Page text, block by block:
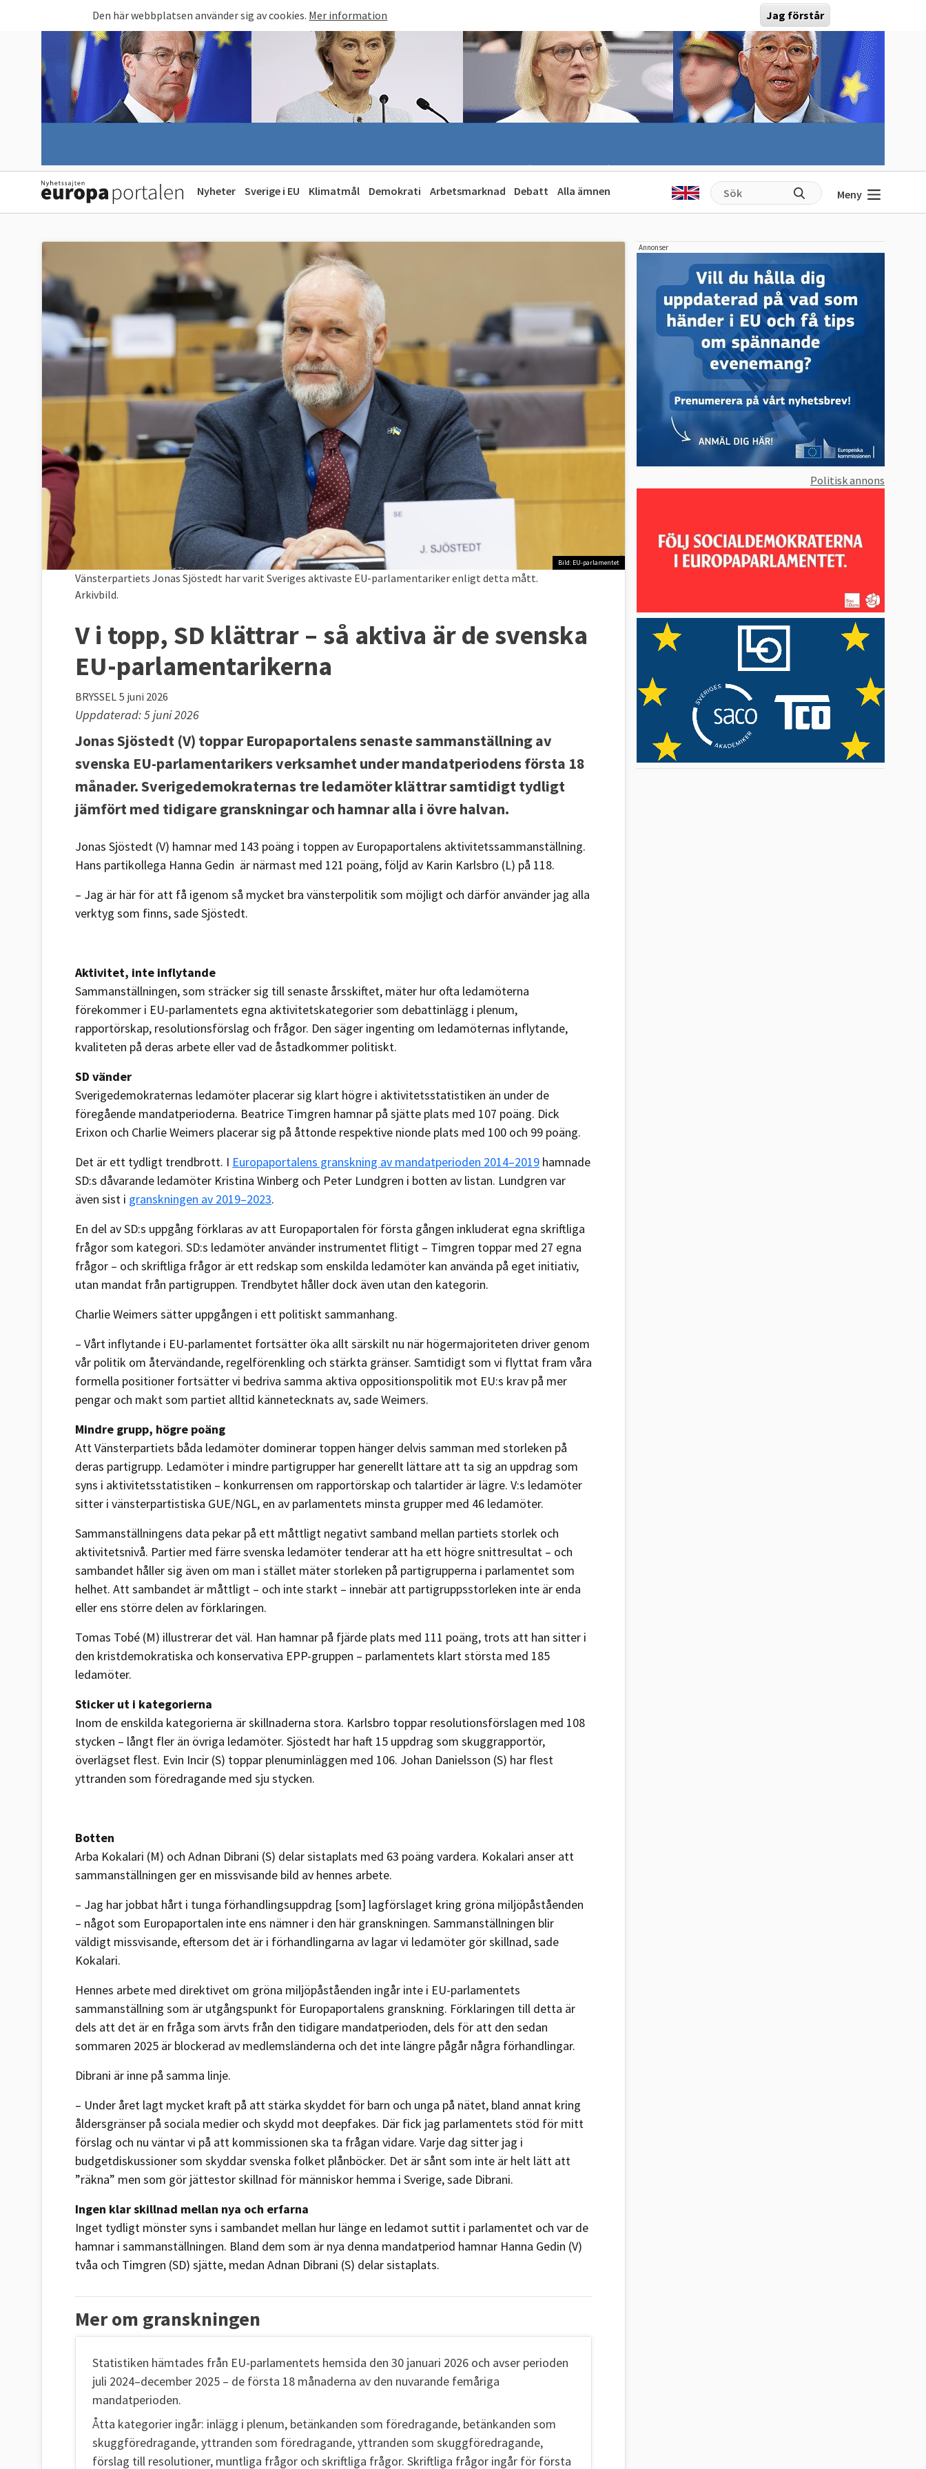
Den här webbplatsen använder sig av cookies. Mer information Jag förstår
Nyheter Sverige i EU Klimatmål Demokrati Arbetsmarknad Debatt Alla ämnen Meny
Bild: EU-parlamentet
Vänsterpartiets Jonas Sjöstedt har varit Sveriges aktivaste EU-parlamentariker enligt detta mått.
Arkivbild.
V i topp, SD klättrar – så aktiva är de svenska
EU-parlamentarikerna
BRYSSEL 5 juni 2026
Uppdaterad: 5 juni 2026
Jonas Sjöstedt (V) toppar Europaportalens senaste sammanställning av
svenska EU-parlamentarikers verksamhet under mandatperiodens första 18
månader. Sverigedemokraternas tre ledamöter klättrar samtidigt tydligt
jämfört med tidigare granskningar och hamnar alla i övre halvan.
Jonas Sjöstedt (V) hamnar med 143 poäng i toppen av Europaportalens aktivitetssammanställning.
Hans partikollega Hanna Gedin är närmast med 121 poäng, följd av Karin Karlsbro (L) på 118.
– Jag är här för att få igenom så mycket bra vänsterpolitik som möjligt och därför använder jag alla
verktyg som finns, sade Sjöstedt.
Aktivitet, inte inflytande
Sammanställningen, som sträcker sig till senaste årsskiftet, mäter hur ofta ledamöterna
förekommer i EU-parlamentets egna aktivitetskategorier som debattinlägg i plenum,
rapportörskap, resolutionsförslag och frågor. Den säger ingenting om ledamöternas inflytande,
kvaliteten på deras arbete eller vad de åstadkommer politiskt.
SD vänder
Sverigedemokraternas ledamöter placerar sig klart högre i aktivitetsstatistiken än under de
föregående mandatperioderna. Beatrice Timgren hamnar på sjätte plats med 107 poäng. Dick
Erixon och Charlie Weimers placerar sig på åttonde respektive nionde plats med 100 och 99 poäng.
Det är ett tydligt trendbrott. I Europaportalens granskning av mandatperioden 2014–2019 hamnade
SD:s dåvarande ledamöter Kristina Winberg och Peter Lundgren i botten av listan. Lundgren var
även sist i granskningen av 2019–2023.
En del av SD:s uppgång förklaras av att Europaportalen för första gången inkluderat egna skriftliga
frågor som kategori. SD:s ledamöter använder instrumentet flitigt – Timgren toppar med 27 egna
frågor – och skriftliga frågor är ett redskap som enskilda ledamöter kan använda på eget initiativ,
utan mandat från partigruppen. Trendbytet håller dock även utan den kategorin.
Charlie Weimers sätter uppgången i ett politiskt sammanhang.
– Vårt inflytande i EU-parlamentet fortsätter öka allt särskilt nu när högermajoriteten driver genom
vår politik om återvändande, regelförenkling och stärkta gränser. Samtidigt som vi flyttat fram våra
formella positioner fortsätter vi bedriva samma aktiva oppositionspolitik mot EU:s krav på mer
pengar och makt som partiet alltid kännetecknats av, sade Weimers.
Mindre grupp, högre poäng
Att Vänsterpartiets båda ledamöter dominerar toppen hänger delvis samman med storleken på
deras partigrupp. Ledamöter i mindre partigrupper har generellt lättare att ta sig an uppdrag som
syns i aktivitetsstatistiken – konkurrensen om rapportörskap och talartider är lägre. V:s ledamöter
sitter i vänsterpartistiska GUE/NGL, en av parlamentets minsta grupper med 46 ledamöter.
Sammanställningens data pekar på ett måttligt negativt samband mellan partiets storlek och
aktivitetsnivå. Partier med färre svenska ledamöter tenderar att ha ett högre snittresultat – och
sambandet håller sig även om man i stället mäter storleken på partigrupperna i parlamentet som
helhet. Att sambandet är måttligt – och inte starkt – innebär att partigruppsstorleken inte är enda
eller ens större delen av förklaringen.
Tomas Tobé (M) illustrerar det väl. Han hamnar på fjärde plats med 111 poäng, trots att han sitter i
den kristdemokratiska och konservativa EPP-gruppen – parlamentets klart största med 185
ledamöter.
Sticker ut i kategorierna
Inom de enskilda kategorierna är skillnaderna stora. Karlsbro toppar resolutionsförslagen med 108
stycken – långt fler än övriga ledamöter. Sjöstedt har haft 15 uppdrag som skuggrapportör,
överlägset flest. Evin Incir (S) toppar plenuminläggen med 106. Johan Danielsson (S) har flest
yttranden som föredragande med sju stycken.
Botten
Arba Kokalari (M) och Adnan Dibrani (S) delar sistaplats med 63 poäng vardera. Kokalari anser att
sammanställningen ger en missvisande bild av hennes arbete.
– Jag har jobbat hårt i tunga förhandlingsuppdrag [som] lagförslaget kring gröna miljöpåståenden
– något som Europaportalen inte ens nämner i den här granskningen. Sammanställningen blir
väldigt missvisande, eftersom det är i förhandlingarna av lagar vi ledamöter gör skillnad, sade
Kokalari.
Hennes arbete med direktivet om gröna miljöpåståenden ingår inte i EU-parlamentets
sammanställning som är utgångspunkt för Europaportalens granskning. Förklaringen till detta är
dels att det är en fråga som ärvts från den tidigare mandatperioden, dels för att den sedan
sommaren 2025 är blockerad av medlemsländerna och det inte längre pågår några förhandlingar.
Dibrani är inne på samma linje.
– Under året lagt mycket kraft på att stärka skyddet för barn och unga på nätet, bland annat kring
åldersgränser på sociala medier och skydd mot deepfakes. Där fick jag parlamentets stöd för mitt
förslag och nu väntar vi på att kommissionen ska ta frågan vidare. Varje dag sitter jag i
budgetdiskussioner som skyddar svenska folket plånböcker. Det är sånt som inte är helt lätt att
”räkna” men som gör jättestor skillnad för människor hemma i Sverige, sade Dibrani.
Ingen klar skillnad mellan nya och erfarna
Inget tydligt mönster syns i sambandet mellan hur länge en ledamot suttit i parlamentet och var de
hamnar i sammanställningen. Bland dem som är nya denna mandatperiod hamnar Hanna Gedin (V)
tvåa och Timgren (SD) sjätte, medan Adnan Dibrani (S) delar sistaplats.
Mer om granskningen
Statistiken hämtades från EU-parlamentets hemsida den 30 januari 2026 och avser perioden
juli 2024–december 2025 – de första 18 månaderna av den nuvarande femåriga
mandatperioden.
Åtta kategorier ingår: inlägg i plenum, betänkanden som föredragande, betänkanden som
skuggföredragande, yttranden som föredragande, yttranden som skuggföredragande,
förslag till resolutioner, muntliga frågor och skriftliga frågor. Skriftliga frågor ingår för första
Annonser
Politisk annons